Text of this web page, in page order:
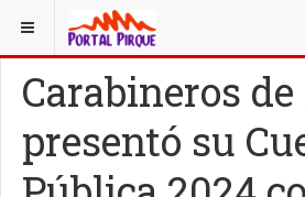
ESTÁ AQUÍ: NOTICIAS
Carabineros
presentó su